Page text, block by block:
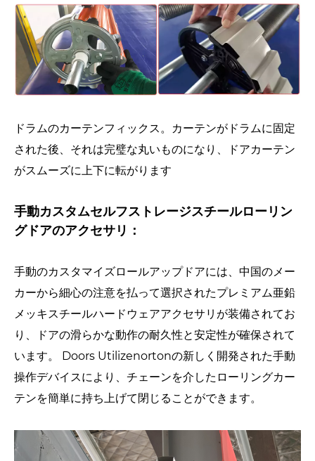
ドラムのカーテンフィックス。カーテンがドラムに固定
された後、それは完璧な丸いものになり、ドアカーテン
がスムーズに上下に転がります
手動カスタムセルフストレージスチールローリン
グドアのアクセサリ：
手動のカスタマイズロールアップドアには、中国のメー
カーから細心の注意を払って選択されたプレミアム亜鉛
メッキスチールハードウェアアクセサリが装備されてお
り、ドアの滑らかな動作の耐久性と安定性が確保されて
います。 Doors Utilizenortonの新しく開発された手動
操作デバイスにより、チェーンを介したローリングカー
テンを簡単に持ち上げて閉じることができます。